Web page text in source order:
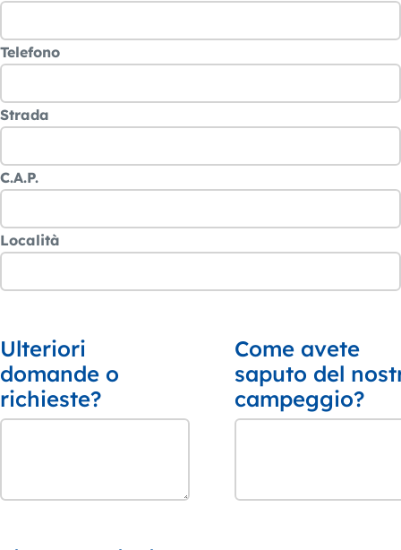
Telefono
Strada
C.A.P.
Località
Ulteriori
domande o
richieste?
Come avete
saputo del
campeggio?